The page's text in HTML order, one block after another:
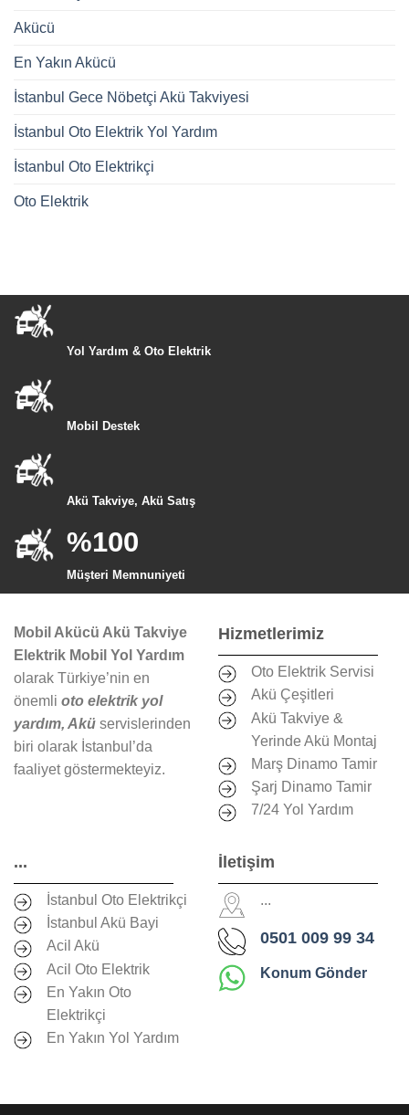
Akücü
En Yakın Akücü
İstanbul Gece Nöbetçi Akü Takviyesi
İstanbul Oto Elektrik Yol Yardım
İstanbul Oto Elektrikçi
Oto Elektrik
Yol Yardım & Oto Elektrik
Mobil Destek
Akü Takviye, Akü Satış
%100
Müşteri Memnuniyeti
Mobil Akücü Akü Takviye
Elektrik Mobil Yol Yardım
olarak Türkiye’nin en
önemli oto elektrik yol
yardım, Akü servislerinden
biri olarak İstanbul’da
faaliyet göstermekteyiz.
Hizmetlerimiz
Oto Elektrik Servisi
Akü Çeşitleri
Akü Takviye &
Yerinde Akü Montaj
Marş Dinamo Tamir
Şarj Dinamo Tamir
7/24 Yol Yardım
...
İstanbul Oto Elektrikçi
İstanbul Akü Bayi
Acil Akü
Acil Oto Elektrik
En Yakın Oto
Elektrikçi
En Yakın Yol Yardım
İletişim
...
0501 009 99 34
Konum Gönder